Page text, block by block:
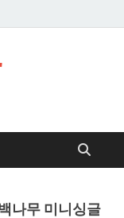
나무 미니싱글